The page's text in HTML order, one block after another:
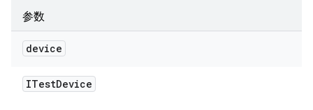
参数
device
ITestDevice